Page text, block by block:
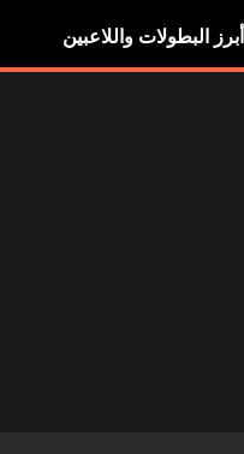
أبرز البطولات واللاعبين